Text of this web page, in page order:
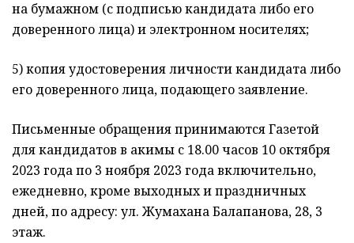
на бумажном (с подписью кандидата либо его
доверенного лица) и электронном носителях;
5) копия удостоверения личности кандидата либо
его доверенного лица, подающего заявление.
Письменные обращения принимаются Газетой
для кандидатов в акимы с 18.00 часов 10 октября
2023 года по 3 ноября 2023 года включительно,
ежедневно, кроме выходных и праздничных
дней, по адресу: ул. Жумахана Балапанова, 28, 3
этаж.